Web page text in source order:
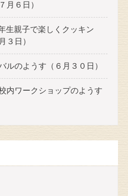
月６日）
生親子で楽しくクッキン
３日）
ルのようす（６月３０日）
内ワークショップのようす